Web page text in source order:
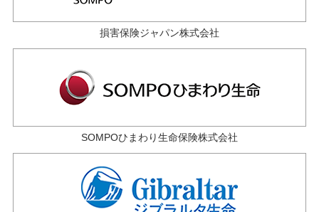
損害保険ジャパン株式会社
SOMPOひまわり生命保険株式会社